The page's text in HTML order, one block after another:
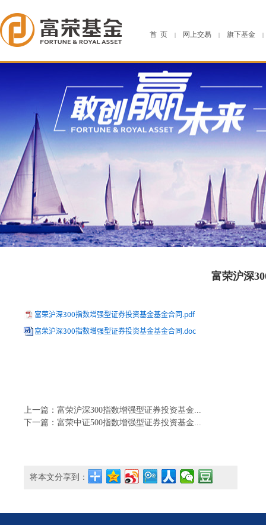
首 页 | 网上交易 | 旗下基金 |
富荣沪深
富荣沪深300指数增强型证券投资基金基金合同.pdf
富荣沪深300指数增强型证券投资基金基金合同.doc
上一篇：富荣沪深300指数增强型证券投资基金...
下一篇：富荣中证500指数增强型证券投资基金...
将本文分享到：